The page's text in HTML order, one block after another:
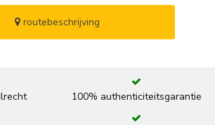
routebeschrijving
100% authenticiteitsgarantie